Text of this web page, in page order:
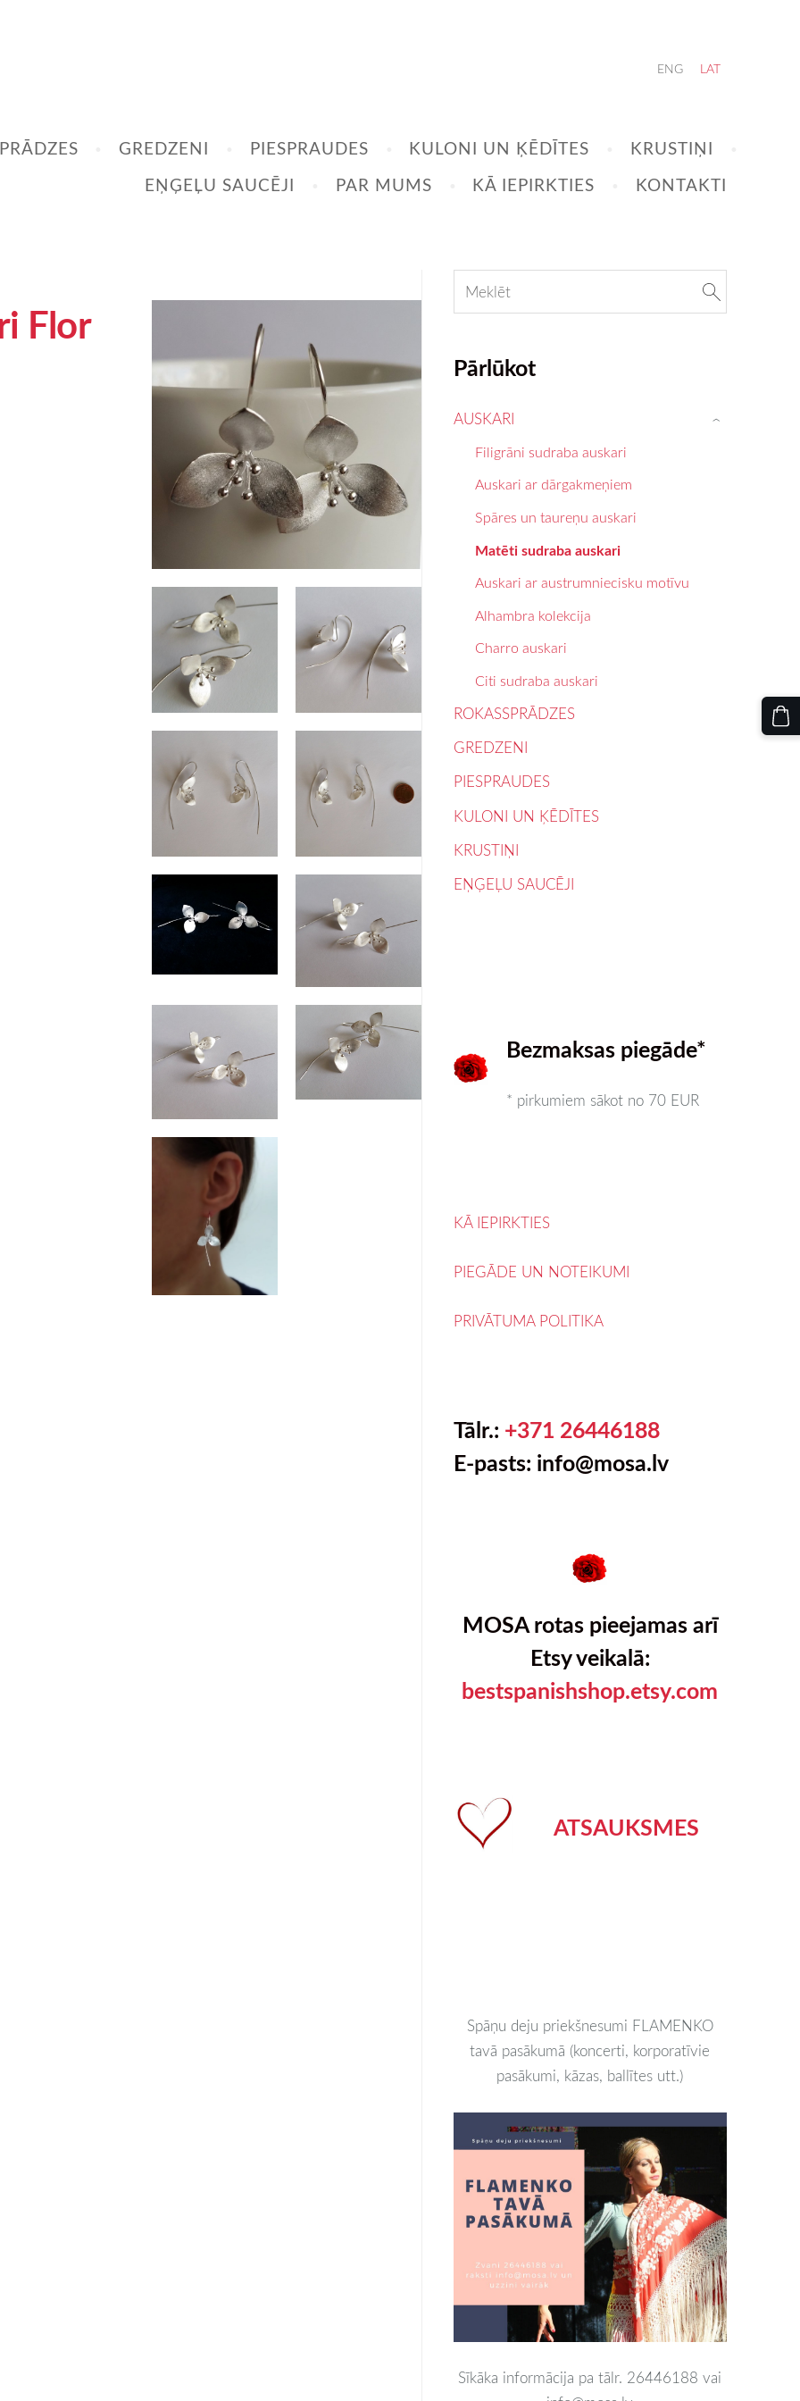
GREDZENI PIESPRAUDES KULONI UN ĶĒDĪTES
KRUSTIŅI
EŅĢEĻU SAUCĒJI
PAR MUMS KĀ IEPIRKTIES KONTAKTI
ENG LAT
Pārlūkot
AUSKARI
Filigrāni sudraba auskari
Auskari ar dārgakmeņiem
Spāres un taureņu auskari
Matēti sudraba auskari
Auskari ar austrumniecisku motīvu
Alhambra kolekcija
Charro auskari
Citi sudraba auskari
›
ROKASSPRĀDZES
GREDZENI
PIESPRAUDES
KULONI UN ĶĒDĪTES
KRUSTIŅI
EŅĢEĻU SAUCĒJI
Bezmaksas piegāde*
* pirkumiem sākot no 70 EUR
KĀ IEPIRKTIES
PIEGĀDE UN NOTEIKUMI
PRIVĀTUMA POLITIKA
Tālr.: +371 26446188
E-pasts: info@mosa.lv
MOSA rotas pieejamas arī
Etsy veikalā:
bestspanishshop.etsy.com
ATSAUKSMES
Spāņu deju priekšnesumi FLAMENKO
tavā pasākumā (koncerti, korporatīvie
pasākumi, kāzas, ballītes utt.)
Sīkāka informācija pa tālr. 26446188 vai
Flor